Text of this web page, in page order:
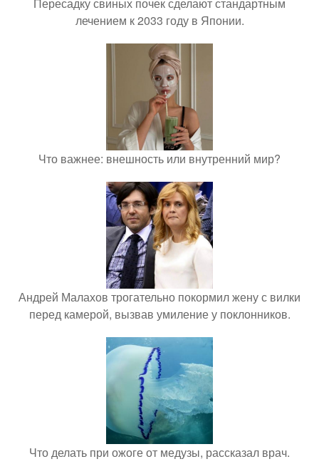
Пересадку свиных почек сделают стандартным
лечением к 2033 году в Японии.
Что важнее: внешность или внутренний мир?
Андрей Малахов трогательно покормил жену с вилки
перед камерой, вызвав умиление у поклонников.
Что делать при ожоге от медузы, рассказал врач.